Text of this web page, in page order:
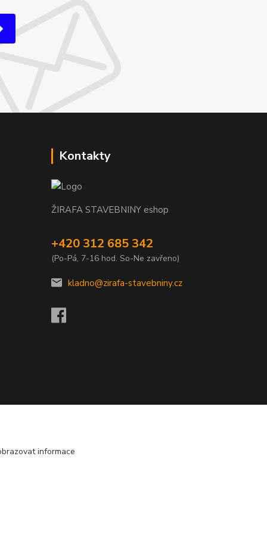
Kontakty
ŽIRAFA STAVEBNINY eshop
+420 312 685 342
(Po-Pá, 7-16 hod. So-Ne zavřeno)
kladno@zirafa-stavebniny.cz
informace